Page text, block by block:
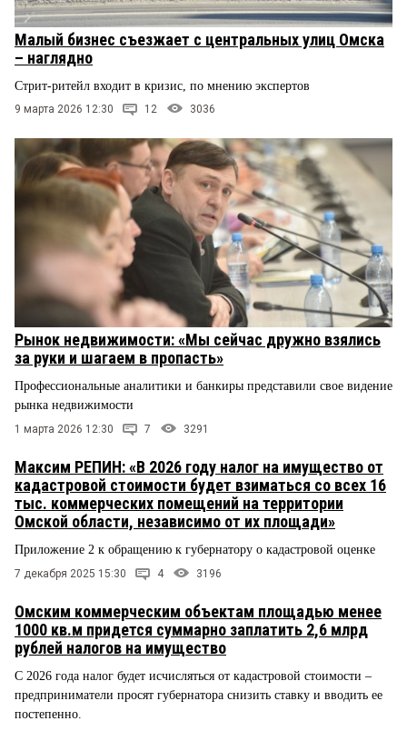
Малый бизнес съезжает с центральных улиц Омска
– наглядно
Стрит-ритейл входит в кризис, по мнению экспертов
9 марта 2026 12:30 12 3036
Рынок недвижимости: «Мы сейчас дружно взялись
за руки и шагаем в пропасть»
Профессиональные аналитики и банкиры представили свое видение
рынка недвижимости
1 марта 2026 12:30 7 3291
Максим РЕПИН: «В 2026 году налог на имущество от
кадастровой стоимости будет взиматься со всех 16
тыс. коммерческих помещений на территории
Омской области, независимо от их площади»
Приложение 2 к обращению к губернатору о кадастровой оценке
7 декабря 2025 15:30 4 3196
Омским коммерческим объектам площадью менее
1000 кв.м придется суммарно заплатить 2,6 млрд
рублей налогов на имущество
С 2026 года налог будет исчисляться от кадастровой стоимости –
предприниматели просят губернатора снизить ставку и вводить ее
постепенно.